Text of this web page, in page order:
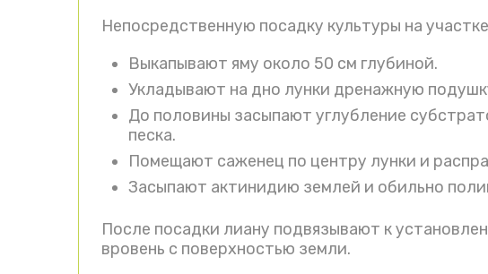
Непосредственную посадку культуры на
Выкапывают яму около 50 см глубиной.
Укладывают на дно лунки дренажную
До половины засыпают углубление
песка.
Помещают саженец по центру лунки и
Засыпают актинидию землей и обильно
После посадки лиану подвязывают к
вровень с поверхностью земли.